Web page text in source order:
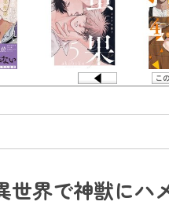
世界で神獣にハ